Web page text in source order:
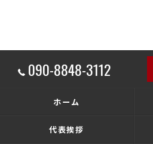
090-8848-3112
ホーム
代表挨拶